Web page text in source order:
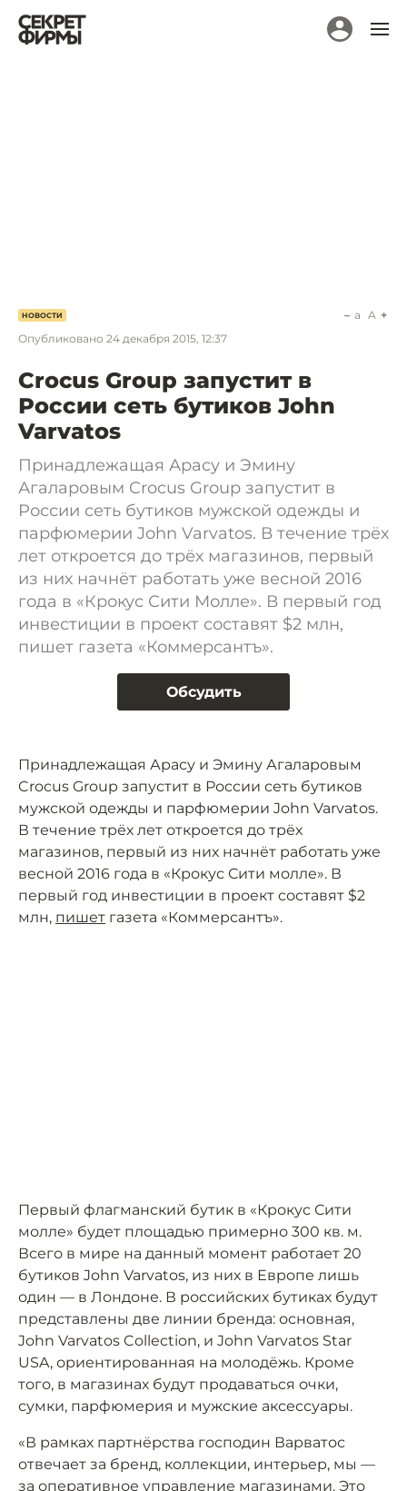
НОВОСТИ
Опубликовано 24 декабря 2015, 12:37
a A
Crocus Group запустит в
России сеть бутиков John
Varvatos
Принадлежащая Арасу и Эмину
Агаларовым Crocus Group запустит в
России сеть бутиков мужской одежды и
парфюмерии John Varvatos. В течение трёх
лет откроется до трёх магазинов, первый
из них начнёт работать уже весной 2016
года в «Крокус Сити Молле». В первый год
инвестиции в проект составят $2 млн,
пишет газета «Коммерсантъ».
Обсудить
Принадлежащая Арасу и Эмину Агаларовым
Crocus Group запустит в России сеть бутиков
мужской одежды и парфюмерии John Varvatos.
В течение трёх лет откроется до трёх
магазинов, первый из них начнёт работать уже
весной 2016 года в «Крокус Сити молле». В
первый год инвестиции в проект составят $2
млн, пишет газета «Коммерсантъ».
Первый флагманский бутик в «Крокус Сити
молле» будет площадью примерно 300 кв. м.
Всего в мире на данный момент работает 20
бутиков John Varvatos, из них в Европе лишь
один — в Лондоне. В российских бутиках будут
представлены две линии бренда: основная,
John Varvatos Collection, и John Varvatos Star
USA, ориентированная на молодёжь. Кроме
того, в магазинах будут продаваться очки,
сумки, парфюмерия и мужские аксессуары.
«В рамках партнёрства господин Варватос
отвечает за бренд, коллекции, интерьер, мы —
за оперативное управление магазинами. Это